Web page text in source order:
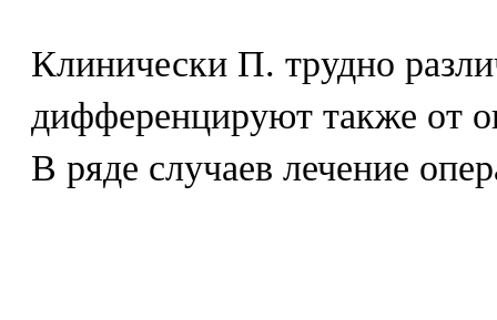
Клинически П. трудно
дифференцируют также от
В ряде случаев лечение